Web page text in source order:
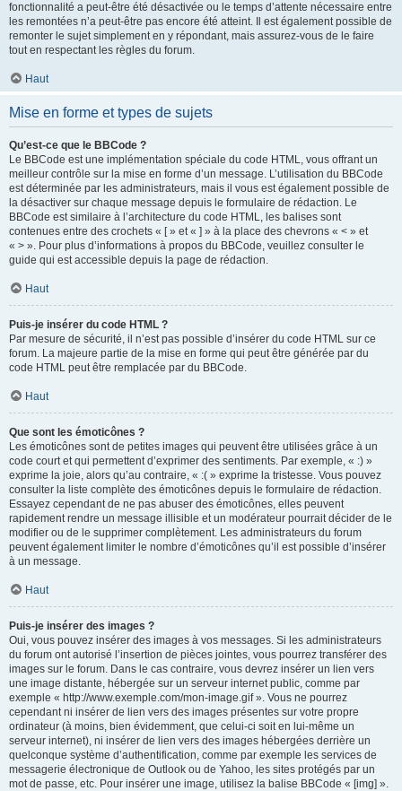
fonctionnalité a peut-être été désactivée ou le temps d’attente nécessaire entre
les remontées n’a peut-être pas encore été atteint. Il est également possible de
remonter le sujet simplement en y répondant, mais assurez-vous de le faire
tout en respectant les règles du forum.
Haut
Mise en forme et types de sujets
Qu’est-ce que le BBCode ?
Le BBCode est une implémentation spéciale du code HTML, vous offrant un
meilleur contrôle sur la mise en forme d’un message. L’utilisation du BBCode
est déterminée par les administrateurs, mais il vous est également possible de
la désactiver sur chaque message depuis le formulaire de rédaction. Le
BBCode est similaire à l’architecture du code HTML, les balises sont
contenues entre des crochets « [ » et « ] » à la place des chevrons « < » et
« > ». Pour plus d’informations à propos du BBCode, veuillez consulter le
guide qui est accessible depuis la page de rédaction.
Haut
Puis-je insérer du code HTML ?
Par mesure de sécurité, il n’est pas possible d’insérer du code HTML sur ce
forum. La majeure partie de la mise en forme qui peut être générée par du
code HTML peut être remplacée par du BBCode.
Haut
Que sont les émoticônes ?
Les émoticônes sont de petites images qui peuvent être utilisées grâce à un
code court et qui permettent d’exprimer des sentiments. Par exemple, « :) »
exprime la joie, alors qu’au contraire, « :( » exprime la tristesse. Vous pouvez
consulter la liste complète des émoticônes depuis le formulaire de rédaction.
Essayez cependant de ne pas abuser des émoticônes, elles peuvent
rapidement rendre un message illisible et un modérateur pourrait décider de le
modifier ou de le supprimer complètement. Les administrateurs du forum
peuvent également limiter le nombre d’émoticônes qu’il est possible d’insérer
à un message.
Haut
Puis-je insérer des images ?
Oui, vous pouvez insérer des images à vos messages. Si les administrateurs
du forum ont autorisé l’insertion de pièces jointes, vous pourrez transférer des
images sur le forum. Dans le cas contraire, vous devrez insérer un lien vers
une image distante, hébergée sur un serveur internet public, comme par
exemple « http://www.exemple.com/mon-image.gif ». Vous ne pourrez
cependant ni insérer de lien vers des images présentes sur votre propre
ordinateur (à moins, bien évidemment, que celui-ci soit en lui-même un
serveur internet), ni insérer de lien vers des images hébergées derrière un
quelconque système d’authentification, comme par exemple les services de
messagerie électronique de Outlook ou de Yahoo, les sites protégés par un
mot de passe, etc. Pour insérer une image, utilisez la balise BBCode « [img] ».